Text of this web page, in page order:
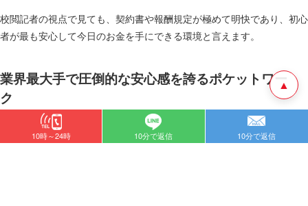
校閲記者の視点で見ても、契約書や報酬規定が極めて明快であり、初心
者が最も安心して今日のお金を手にできる環境と言えます。
業界最大手で圧倒的な安心感を誇るポケットワー
ク
業界最大手のポケットワークは、インフラが非常に整っています。
▲
10時～24時 10分で返信 10分で返信